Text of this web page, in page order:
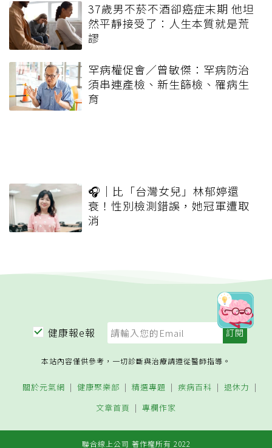
37歲男不菸不酒卻癌症末期 他坦
然平靜接受了：人生本質就是荒
謬
罕病權促會／曾敏傑：罕病防治
須串連產檢、新生篩檢、罹病生
育
🎧｜比「台灣女兒」林郁婷還
衰！性別檢測錯誤，她冠軍遭取
消
健康報e報
本站內容僅供參考，一切診斷與治療請遵從醫師指導。
關於元氣網 健康聚樂部 精選專題 疾病百科
退休力
文章首頁
專欄作家
聯合線上公司 著作權所有 2022